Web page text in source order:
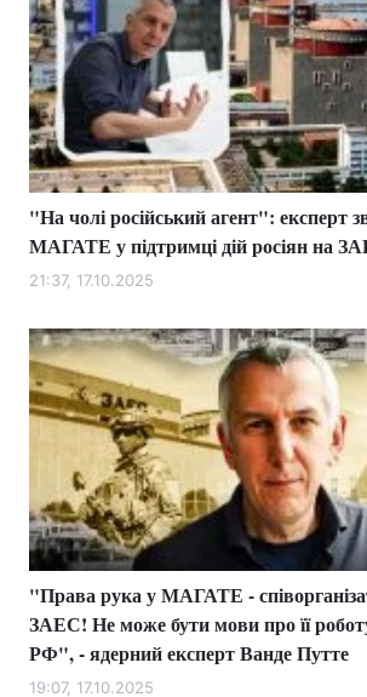
"На чолі російський агент": експерт
МАГАТЕ у підтримці дій росіян на
21:37, 17.10.2025
"Права рука у МАГАТЕ -
ЗАЕС! Не може бути мови про її
РФ", - ядерний експерт Ванде Путте
19:07, 17.10.2025